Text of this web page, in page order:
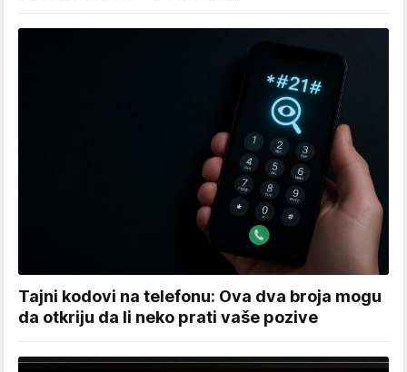
Tajni kodovi na telefonu: Ova dva broja mogu
da otkriju da li neko prati vaše pozive